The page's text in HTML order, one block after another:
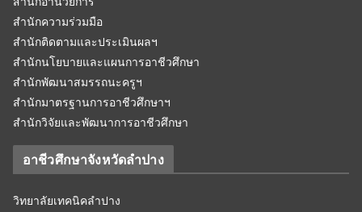
สำนักความร่วมมือ
สำนักติดตามและประเมินผลฯ
สำนักนโยบายและแผนการอาชีวศึกษา
สำนักพัฒนาสมรรถนะครูฯ
สำนักมาตรฐานการอาชีวศึกษาฯ
สำนักวิจัยและพัฒนาการอาชีวศึกษา
อาชีวศึกษาจังหวัดลำปาง
วิทยาลัยเทคนิคลำปาง